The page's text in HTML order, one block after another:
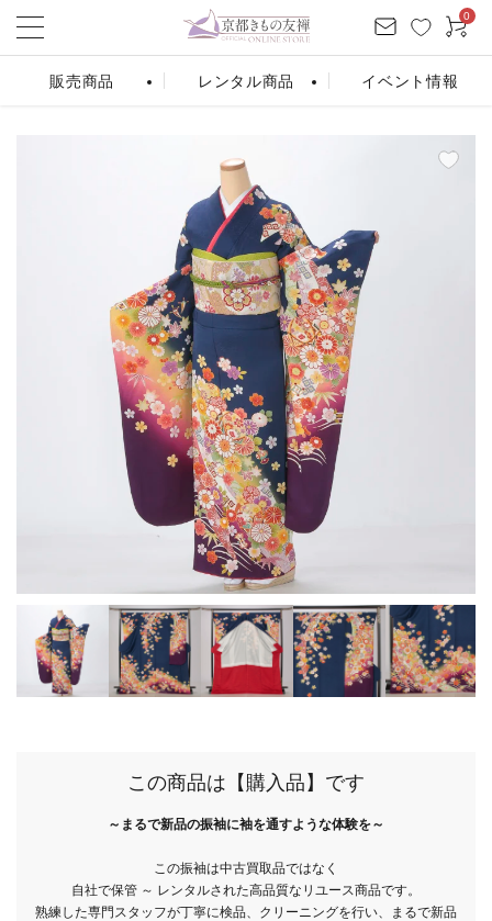
0
販売商品 レンタル商品 イベント情報
振袖レンタル 条件から探す
シーンから探す
カテゴリーから探す
商品を検索する
ご利用方法について
バーチャル試着Room
オンライン接客について
法人専用オンラインストア
よくあるご質問
お問い合わせ
この商品は【購入品】です
～まるで新品の振袖に袖を通すような体験を～
この振袖は中古買取品ではなく
自社で保管 ～ レンタルされた高品質なリユース商品です。
熟練した専門スタッフが丁寧に検品、クリーニングを行い、まるで新品